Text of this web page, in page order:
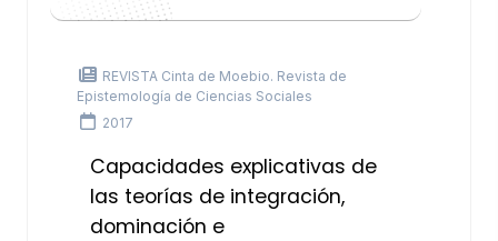
REVISTA Cinta de Moebio. Revista de
Epistemología de Ciencias Sociales
2017
Capacidades explicativas de
las teorías de integración,
dominación e